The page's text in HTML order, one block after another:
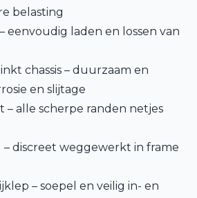
belasting
eenvoudig laden en lossen van
chassis – duurzaam en
en slijtage
alle scherpe randen netjes
discreet weggewerkt in frame
– soepel en veilig in- en